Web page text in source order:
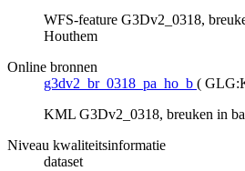
WFS-feature G3Dv2_0318,
Houthem
Online bronnen
g3dv2_br_0318_pa_ho_b (
KML G3Dv2_0318, breuken in
Niveau kwaliteitsinformatie
dataset